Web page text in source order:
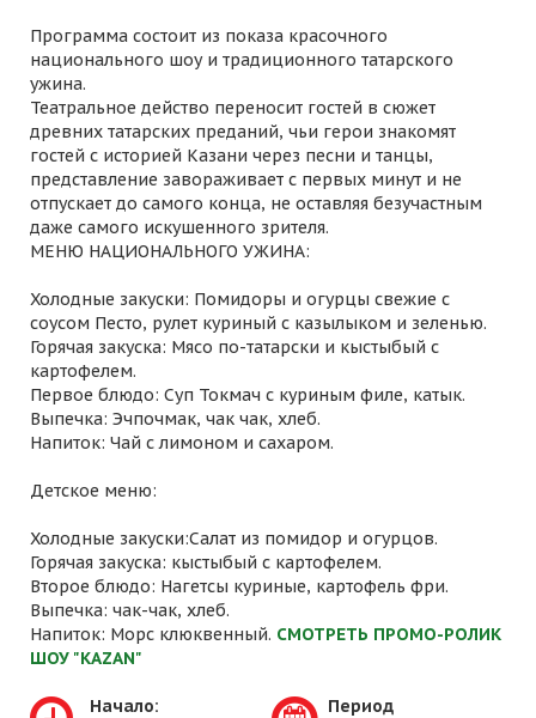
Программа состоит из показа красочного
национального шоу и традиционного татарского
ужина.
Театральное действо переносит гостей в сюжет
древних татарских преданий, чьи герои знакомят
гостей с историей Казани через песни и танцы,
представление завораживает с первых минут и не
отпускает до самого конца, не оставляя безучастным
даже самого искушенного зрителя.
МЕНЮ НАЦИОНАЛЬНОГО УЖИНА:
Холодные закуски: Помидоры и огурцы свежие с
соусом Песто, рулет куриный с казылыком и зеленью.
Горячая закуска: Мясо по-татарски и кыстыбый с
картофелем.
Первое блюдо: Суп Токмач с куриным филе, катык.
Выпечка: Эчпочмак, чак чак, хлеб.
Напиток: Чай с лимоном и сахаром.
Детское меню:
Холодные закуски:Салат из помидор и огурцов.
Горячая закуска: кыстыбый с картофелем.
Второе блюдо: Нагетсы куриные, картофель фри.
Выпечка: чак-чак, хлеб.
Напиток: Морс клюквенный. СМОТРЕТЬ ПРОМО-РОЛИК
ШОУ "KAZAN"
Начало:
Период